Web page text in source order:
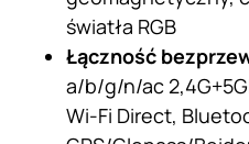
światła RGB
Łączność
a/b/g/n/ac
Wi-Fi Direct,